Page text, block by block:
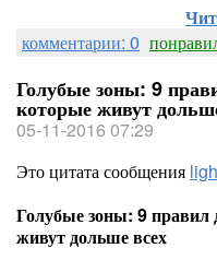
комментарии: 0
Голубые зоны: 9
которые живут
05-11-2016 07:29
Это цитата сообщения
Голубые зоны: 9 правил
живут дольше всех